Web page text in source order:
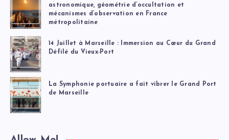
astronomique, géométrie d’occultation et
mécanismes d’observation en France
métropolitaine
14 Juillet à Marseille : Immersion au Cœur du Grand
Défilé du Vieux-Port
La Symphonie portuaire a fait vibrer le Grand Port
de Marseille